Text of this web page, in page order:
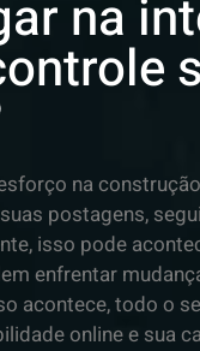
na
na
postagens,
isso pode
enfrentar
acontece, todo o
online e sua